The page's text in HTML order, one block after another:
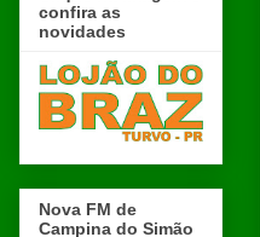
confira as
novidades
Nova FM de
Campina do Simão